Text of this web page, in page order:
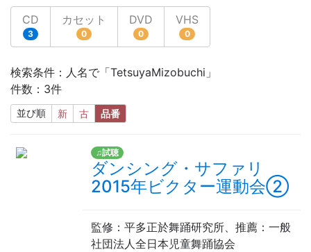
CD
3
カセット
0
DVD
0
VHS
0
検索条件：人名で「TetsuyaMizobuchi」
件数：3件
並び順 新 古 品番
♫試聴
ダンシング・サファリ
2015年ビクター運動会②
監修 ：平多正於舞踊研究所、 推薦 ：一般
社団法人全日本児童舞踊協会